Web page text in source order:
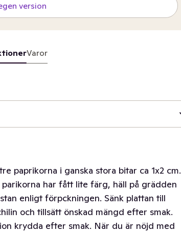
version
Varor
paprikorna i ganska stora bitar ca 1x2 cm.
har fått lite färg, häll på grädden
enligt förpckningen. Sänk plattan till
och tillsätt önskad mängd efter smak.
krydda efter smak. När du är nöjd med